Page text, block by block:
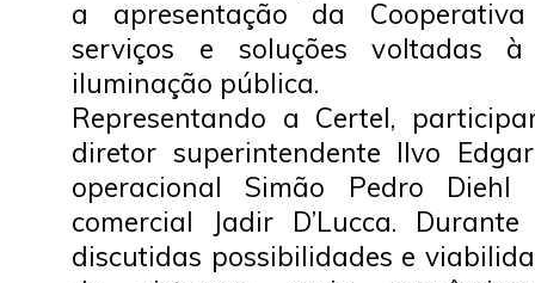
a apresentação da
serviços e soluções voltadas
iluminação pública.
Representando a Certel,
diretor superintendente Ilvo
operacional Simão Pedro
comercial Jadir D’Lucca.
discutidas possibilidades e